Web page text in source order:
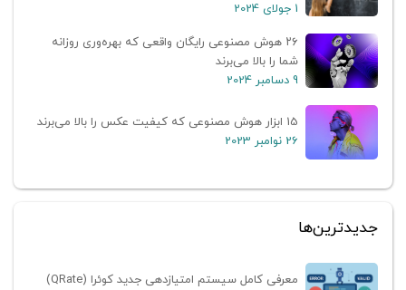
1 جولای 2024
۲۶ هوش مصنوعی رایگان واقعی که بهره‌وری روزانه
شما را بالا می‌برند
9 دسامبر 2024
15 ابزار هوش مصنوعی که کیفیت عکس را بالا می‌برند
26 نوامبر 2023
جدیدترین‌ها
معرفی کامل سیستم امتیازدهی جدید کوئرا (QRate)